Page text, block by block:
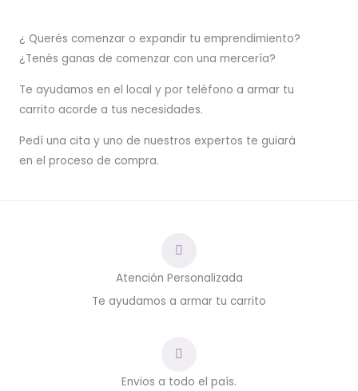
¿ Querés comenzar o expandir tu emprendimiento?
¿Tenés ganas de comenzar con una mercería?
Te ayudamos en el local y por teléfono a armar tu
carrito acorde a tus necesidades.
Pedí una cita y uno de nuestros expertos te guiará
en el proceso de compra.
Atención Personalizada
Te ayudamos a armar tu carrito
Envios a todo el país.